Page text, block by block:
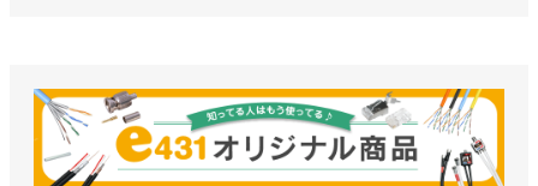
属していません。温熱効
果を十分に発揮するた
め、出力電流が2.4A以上
のモバイルバッテリーを
ご使用ください。